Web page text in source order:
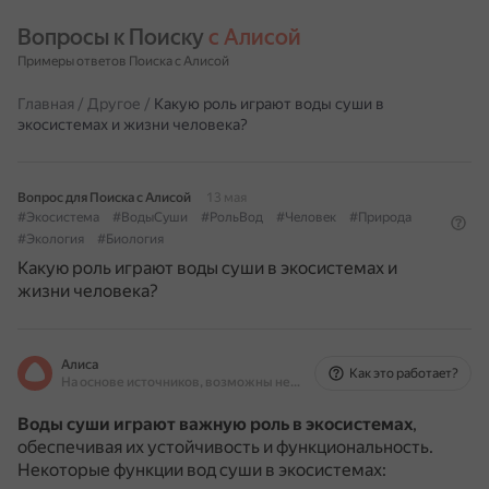
Вопросы к Поиску с Алисой
Примеры ответов Поиска с Алисой
Главная / Другое / Какую роль играют воды суши в
экосистемах и жизни человека?
Вопрос для Поиска с Алисой
13 мая
#Экосистема
#ВодыСуши #РольВод #Человек
#Природа
#Экология
#Биология
Какую роль играют воды суши в экосистемах и
жизни человека?
Алиса
На основе источников, возможны неточности
Как это работает?
Воды суши играют важную роль в экосистемах,
обеспечивая их устойчивость и функциональность.
Некоторые функции вод суши в экосистемах: